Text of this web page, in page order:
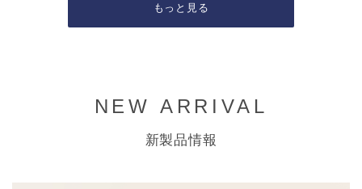
もっと見る
NEW ARRIVAL
新製品情報